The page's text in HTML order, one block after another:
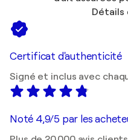
Détails
Certificat d'authenticité
Signé et inclus avec
Noté 4,9/5 par les